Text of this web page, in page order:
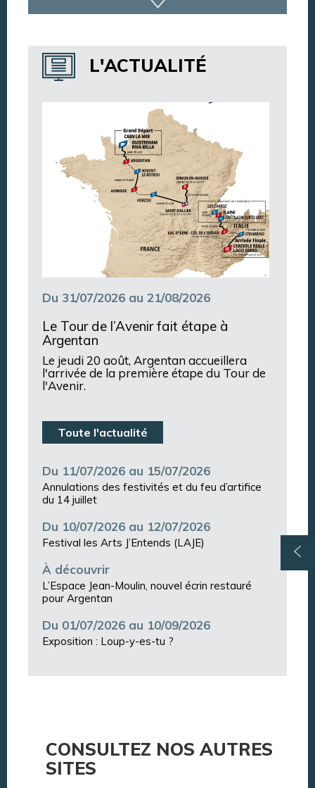
Dispositif de vidéoprotection
Annuaire des services
Annuaire des associations
Argentan Aujourd’hui
L'ACTUALITÉ
Du 31/07/2026 au 21/08/2026
Le Tour de l’Avenir fait étape à
Argentan
Le jeudi 20 août, Argentan accueillera
l'arrivée de la première étape du Tour de
l'Avenir.
Toute l'actualité
Du 11/07/2026 au 15/07/2026
Annulations des festivités et du feu d’artifice
du 14 juillet
Du 10/07/2026 au 12/07/2026
Festival les Arts J’Entends (LAJE)
À découvrir
L’Espace Jean-Moulin, nouvel écrin restauré
pour Argentan
Du 01/07/2026 au 10/09/2026
Exposition : Loup-y-es-tu ?
CONSULTEZ NOS AUTRES
SITES